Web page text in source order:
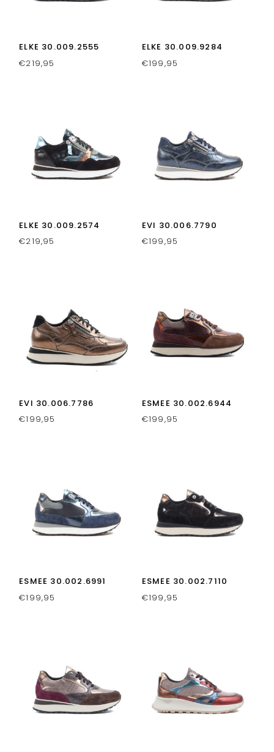
ELKE 30.009.2555
€219,95
ELKE 30.009.9284
€199,95
ELKE 30.009.2574
€219,95
EVI 30.006.7790
€199,95
EVI 30.006.7786
€199,95
ESMEE 30.002.6944
€199,95
ESMEE 30.002.6991
€199,95
ESMEE 30.002.7110
€199,95